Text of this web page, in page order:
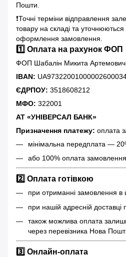
Пошти.
❗️Точні терміни відправлення
товару на складі та
оформлення замовлення.
1️⃣ Оплата на рахунок ФОП
ФОП Шабалін Микита Артемович
IBAN:
ЄДРПОУ: 3518608212
МФО: 322001
АТ «УНІВЕРСАЛ БАНК»
Призначення платежу: оплата
мінімальна передплата —
або 100% оплата замовлення
2️⃣ Оплата готівкою
при отриманні замовлення в
при нашій адресній доставці
також можлива оплата
через перевізника Нова
3️⃣ Онлайн-оплата